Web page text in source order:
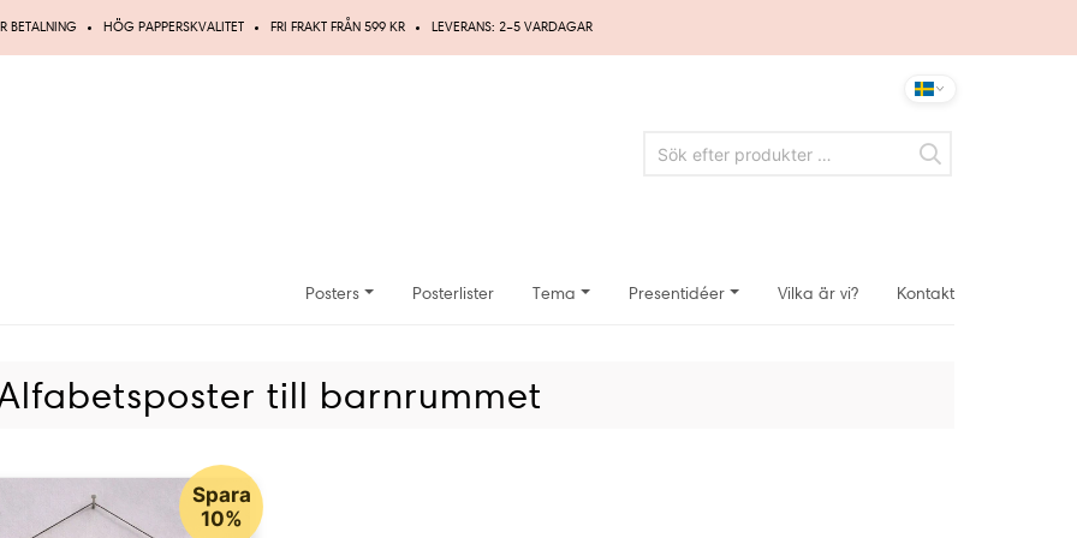
BETALNING HÖG PAPPERSKVALITET FRI FRAKT FRÅN 599 KR LEVERANS: 2–5 VARDAGAR
Posters Posterlister Tema Presentidéer Vilka är vi? Kontakt
till barnrummet
Spara
10%